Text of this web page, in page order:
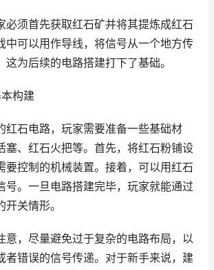
必须首先获取红石矿并将其提炼成红石
中可以用作导线，将信号从一个地方传
为后续的电路搭建打下了基础。
构建
红石电路，玩家需要准备一些基础材
塞、红石火把等。首先，将红石粉铺设
要控制的机械装置。接着，可以用红石
号。一旦电路搭建完毕，玩家就能通过
关情形。
意，尽量避免过于复杂的电路布局，以
者错误的信号传递。对于新手来说，建